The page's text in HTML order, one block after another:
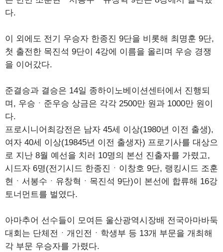
다.
이 외에도 전기 우승자 한종진 9단을 비롯해 최명훈 9단,
첫 출전한 목진석 9단이 4강에 이름을 올리며 우승 경쟁
을 이어갔다.
준결승과 결승은 14일 종하이노베이션센터에서 진행되
며, 우승ㆍ준우승 상금은 각각 2500만 원과 1000만 원이
다.
프로시니어최강전은 남자 45세 이상(1980년 이전 출생),
여자 40세 이상(19845년 이전 출생자) 프로기사를 대상으
로 지난 8월 예선을 치러 10명의 본선 진출자를 가렸고,
시드자 6명(전기시드 한종진ㆍ이창호 9단, 랭킹시드 조훈
현ㆍ서봉수ㆍ유창혁ㆍ목진석 9단)이 본선에 합류해 16강
토너먼트를 벌였다.
아마추어 선수들이 모여든 울산광역시장배 전국아마바둑
대회는 단체전ㆍ개인전ㆍ학생부 등 13개 부문을 개최해
각 부문 우승자를 가렸다.